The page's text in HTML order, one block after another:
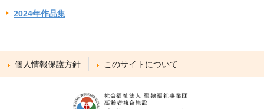
2024年作品集
個人情報保護方針 このサイトについて